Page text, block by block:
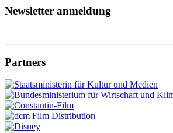
Newsletter anmeldung
Partners